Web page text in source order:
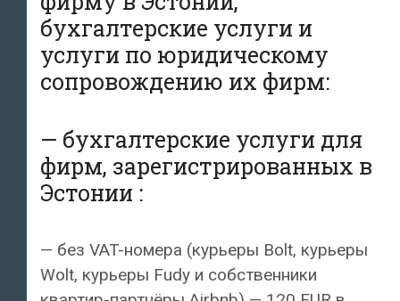
бухгалтерские услуги и
услуги по юридическому
сопровождению их фирм:
— бухгалтерские услуги для
фирм, зарегистрированных в
Эстонии :
— без VAT-номера (курьеры Bolt, курьеры
Wolt, курьеры Fudy и собственники